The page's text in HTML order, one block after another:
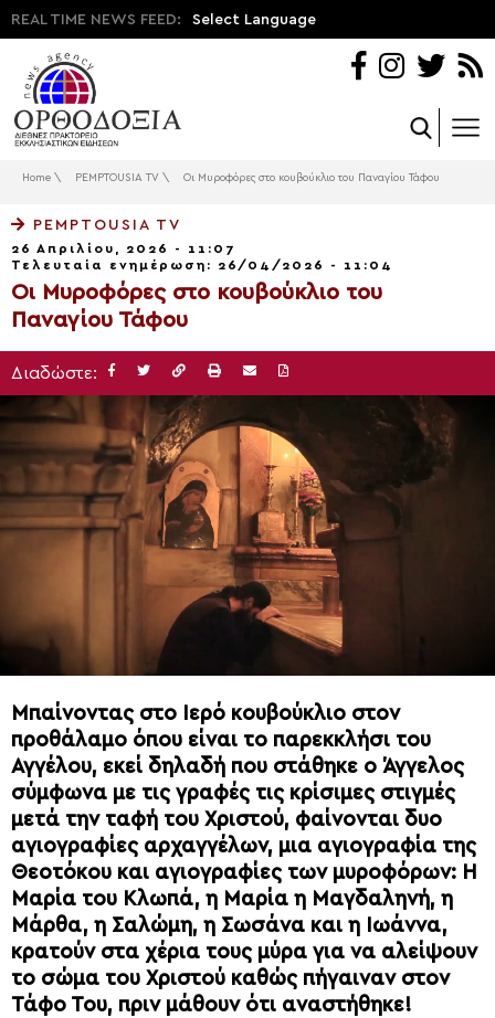
REAL TIME NEWS FEED: Select Language
Home \ PEMPTOUSIA TV \ Οι Mυροφόρες στο κουβούκλιο του Παναγίου Τάφου
PEMPTOUSIA TV
26 Απριλίου, 2026 - 11:07
Τελευταία ενημέρωση: 26/04/2026 - 11:04
Οι Mυροφόρες στο κουβούκλιο του
Παναγίου Τάφου
Διαδώστε:
Μπαίνοντας στο Ιερό κουβούκλιο στον
προθάλαμο όπου είναι το παρεκκλήσι του
Αγγέλου, εκεί δηλαδή που στάθηκε ο Άγγελος
σύμφωνα με τις γραφές τις κρίσιμες στιγμές
μετά την ταφή του Χριστού, φαίνονται δυο
αγιογραφίες αρχαγγέλων, μια αγιογραφία της
Θεοτόκου και αγιογραφίες των μυροφόρων: H
Μαρία του Κλωπά, η Μαρία η Μαγδαληνή, η
Μάρθα, η Σαλώμη, η Σωσάνα και η Ιωάννα,
κρατούν στα χέρια τους μύρα για να αλείψουν
το σώμα του Χριστού καθώς πήγαιναν στον
Τάφο Του, πριν μάθουν ότι αναστήθηκε!